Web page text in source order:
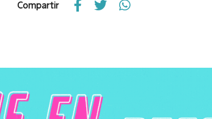
Compartir